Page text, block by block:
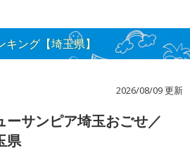
ング【埼玉県】
2026/08/09 更新
ーサンピア埼玉おごせ／
県